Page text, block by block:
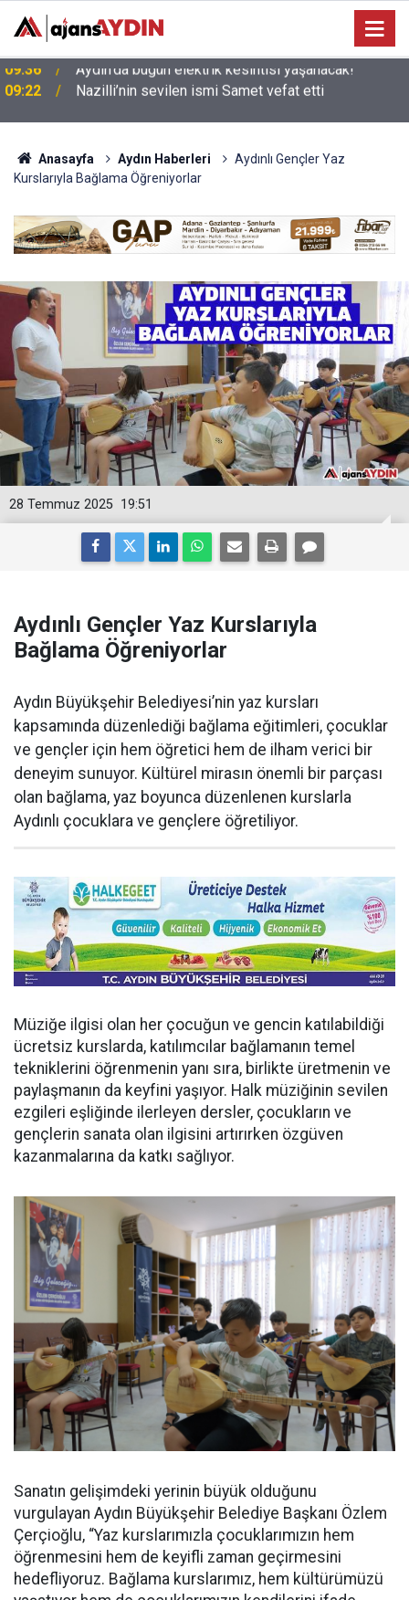
09:22 Nazilli’nin sevilen ismi Samet vefat etti
Anasayfa Aydın Haberleri
Aydınlı Gençler Yaz
Kurslarıyla Bağlama Öğreniyorlar
19:51
28 Temmuz 2025
Aydınlı Gençler Yaz Kurslarıyla
Bağlama Öğreniyorlar
Aydın Büyükşehir Belediyesi’nin yaz kursları
kapsamında düzenlediği bağlama eğitimleri, çocuklar
ve gençler için hem öğretici hem de ilham verici bir
deneyim sunuyor. Kültürel mirasın önemli bir parçası
olan bağlama, yaz boyunca düzenlenen kurslarla
Aydınlı çocuklara ve gençlere öğretiliyor.
Müziğe ilgisi olan her çocuğun ve gencin katılabildiği
ücretsiz kurslarda, katılımcılar bağlamanın temel
tekniklerini öğrenmenin yanı sıra, birlikte üretmenin ve
paylaşmanın da keyfini yaşıyor. Halk müziğinin sevilen
ezgileri eşliğinde ilerleyen dersler, çocukların ve
gençlerin sanata olan ilgisini artırırken özgüven
kazanmalarına da katkı sağlıyor.
Sanatın gelişimdeki yerinin büyük olduğunu
vurgulayan Aydın Büyükşehir Belediye Başkanı Özlem
Çerçioğlu, “Yaz kurslarımızla çocuklarımızın hem
öğrenmesini hem de keyifli zaman geçirmesini
hedefliyoruz. Bağlama kurslarımız, hem kültürümüzü